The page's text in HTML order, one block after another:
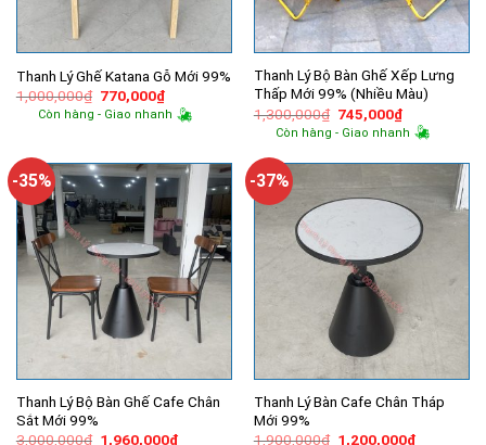
Thanh Lý Ghế Katana Gỗ Mới 99%
1,000,000₫ Giá
gốc
là:
770,000₫Giá
hiện
tại
Còn hàng - Giao nhanh
Thanh Lý Bộ Bàn Ghế Xếp Lưng
Thấp Mới 99% (Nhiều Màu)
1,300,000₫ Giá
gốc
là:
745,000₫Giá
hiện
tại
745,000₫.
Còn hàng - Giao nhanh
-35%
Thanh Lý Bộ Bàn Ghế Cafe Chân
Sắt Mới 99%
3,000,000₫ Giá
1,960,000₫Giá
-37%
Thanh Lý Bàn Cafe Chân Tháp
Mới 99%
1,900,000₫ Giá
1,200,000₫Giá